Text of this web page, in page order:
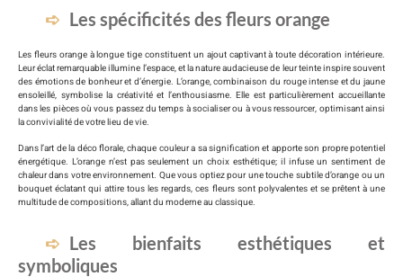
Les spécificités des fleurs orange
Les fleurs orange à longue tige constituent un ajout captivant à toute décoration intérieure.
Leur éclat remarquable illumine l’espace, et la nature audacieuse de leur teinte inspire souvent
des émotions de bonheur et d’énergie. L’orange, combinaison du rouge intense et du jaune
ensoleillé, symbolise la créativité et l’enthousiasme. Elle est particulièrement accueillante
dans les pièces où vous passez du temps à socialiser ou à vous ressourcer, optimisant ainsi
la convivialité de votre lieu de vie.
Dans l’art de la déco florale, chaque couleur a sa signification et apporte son propre potentiel
énergétique. L’orange n’est pas seulement un choix esthétique; il infuse un sentiment de
chaleur dans votre environnement. Que vous optiez pour une touche subtile d’orange ou un
bouquet éclatant qui attire tous les regards, ces fleurs sont polyvalentes et se prêtent à une
multitude de compositions, allant du moderne au classique.
Les bienfaits esthétiques et
symboliques